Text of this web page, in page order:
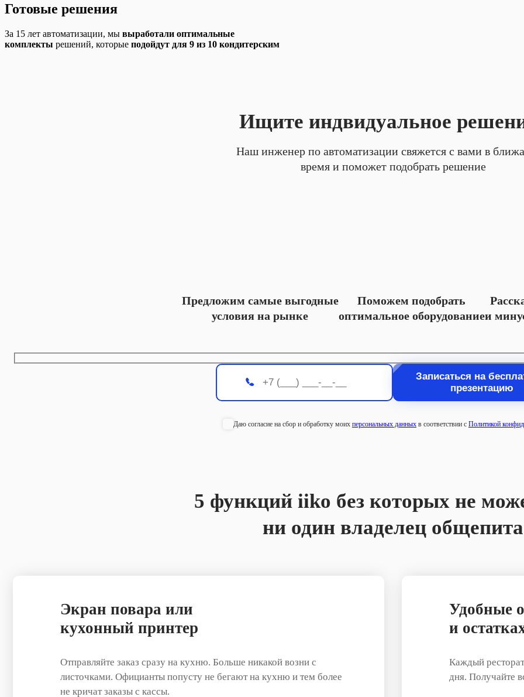
Готовые решения
За 15 лет автоматизации, мы выработали оптимальные
комплекты решений, которые подойдут для 9 из 10 кондитерским
Ищите индвидуальное
Наш инженер по автоматизации свяжется с вами в
время и поможет подобрать решение
Предложим самые выгодные
условия на рынке
Поможем подобрать
оптимальное оборудованиеи
Даю согласие на сбор и обработку моих персональных данных в соответствии с Политикой
5 функций iiko без которых не
ни один владелец общепита
Экран повара или
кухонный принтер
Отправляйте заказ сразу на кухню. Больше никакой возни с
листочками. Официанты попусту не бегают на кухню и тем более
не кричат заказы с кассы.
Удобные
и
Каждый
дня. Получайте